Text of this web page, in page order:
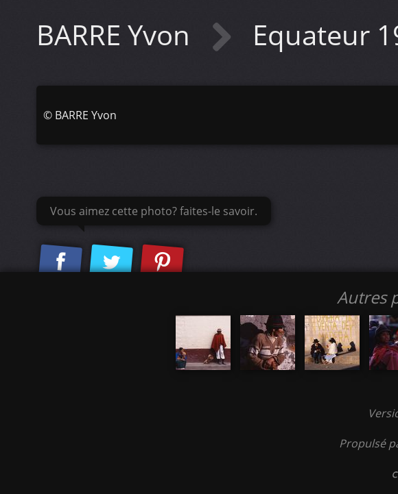
BARRE Yvon Equateur
© BARRE Yvon
Vous aimez cette photo? faites-le savoir.
Autres
Propulsé